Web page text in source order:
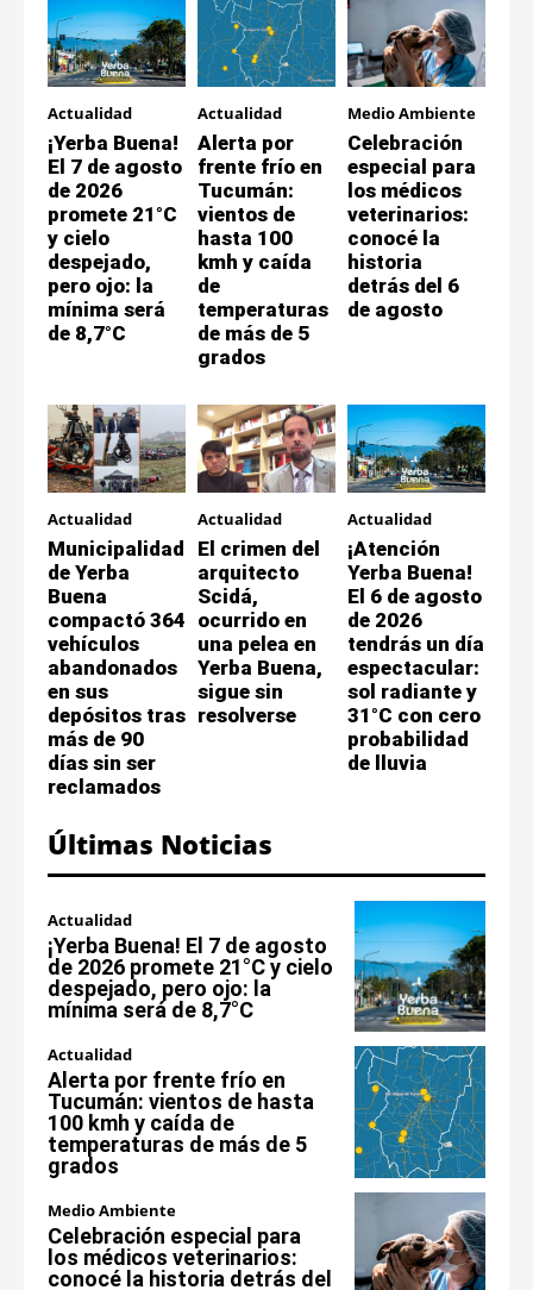
Actualidad
¡Yerba Buena!
El 7 de agosto
de 2026
promete 21°C
y cielo
despejado,
pero ojo: la
mínima será
de 8,7°C
Actualidad
Alerta por
frente frío en
Tucumán:
vientos de
hasta 100
kmh y caída
de
temperaturas
de más de 5
grados
Medio Ambiente
Celebración
especial para
los médicos
veterinarios:
conocé la
historia
detrás del 6
de agosto
Actualidad
Municipalidad
de Yerba
Buena
compactó 364
vehículos
abandonados
en sus
depósitos tras
más de 90
días sin ser
reclamados
Actualidad
El crimen del
arquitecto
Scidá,
ocurrido en
una pelea en
Yerba Buena,
sigue sin
resolverse
Actualidad
¡Atención
Yerba Buena!
El 6 de agosto
de 2026
tendrás un día
espectacular:
sol radiante y
31°C con cero
probabilidad
de lluvia
Últimas Noticias
Actualidad
¡Yerba Buena! El 7 de agosto
de 2026 promete 21°C y cielo
despejado, pero ojo: la
mínima será de 8,7°C
Actualidad
Alerta por frente frío en
Tucumán: vientos de hasta
100 kmh y caída de
temperaturas de más de 5
grados
Medio Ambiente
Celebración especial para
los médicos veterinarios:
conocé la historia detrás del